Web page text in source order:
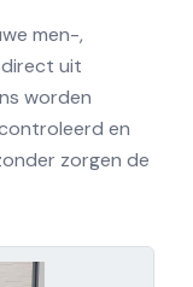
men-,
uit
worden
en
zorgen de